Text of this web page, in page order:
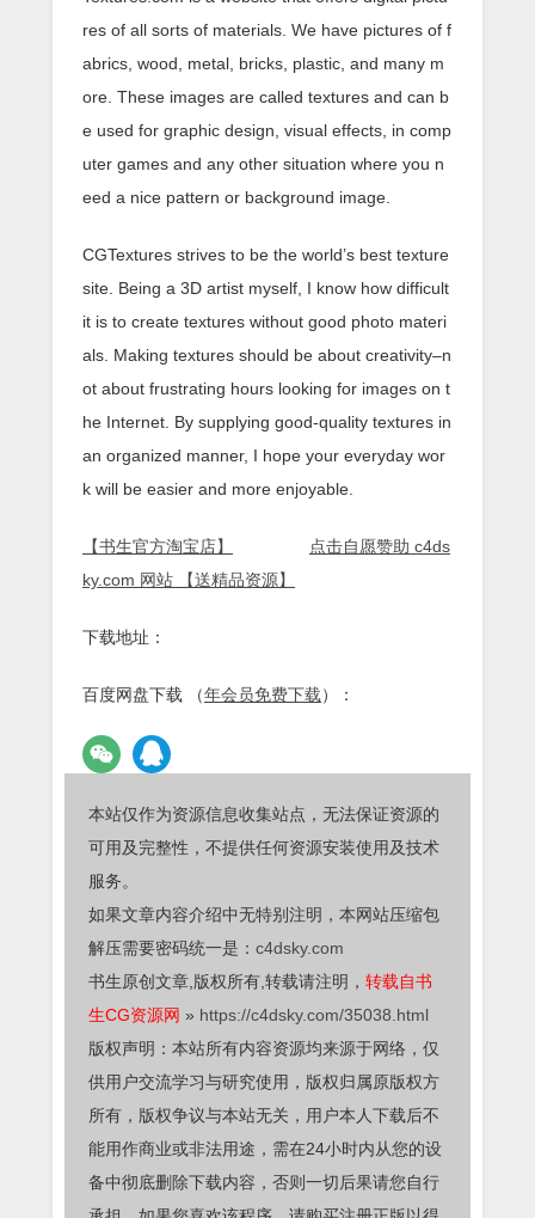
res of all sorts of materials. We have pictures of f
abrics, wood, metal, bricks, plastic, and many m
ore. These images are called textures and can b
e used for graphic design, visual effects, in comp
uter games and any other situation where you n
eed a nice pattern or background image.
CGTextures strives to be the world’s best texture
site. Being a 3D artist myself, I know how difficult
it is to create textures without good photo materi
als. Making textures should be about creativity–n
ot about frustrating hours looking for images on t
he Internet. By supplying good-quality textures in
an organized manner, I hope your everyday wor
k will be easier and more enjoyable.
【书生官方淘宝店】
点击自愿赞助 c4ds
ky.com 网站 【送精品资源】
下载地址：
百度网盘下载 （年会员免费下载）：
本站仅作为资源信息收集站点，无法保证资源的
可用及完整性，不提供任何资源安装使用及技术
服务。
如果文章内容介绍中无特别注明，本网站压缩包
解压需要密码统一是： c4dsky.com
书生原创文章,版权所有,转载请注明， 转载自书
生CG资源网 » https://c4dsky.com/35038.html
版权声明：本站所有内容资源均来源于网络，仅
供用户交流学习与研究使用，版权归属原版权方
所有，版权争议与本站无关，用户本人下载后不
能用作商业或非法用途，需在24小时内从您的设
备中彻底删除下载内容，否则一切后果请您自行